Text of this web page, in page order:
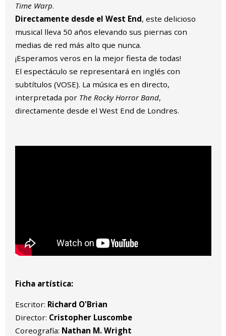
Time Warp.
Directamente desde el West End, este delicioso
musical lleva 50 años elevando sus piernas con
medias de red más alto que nunca.
¡Esperamos veros en la mejor fiesta de todas!
El espectáculo se representará en inglés con
subtítulos (VOSE). La música es en directo,
interpretada por The Rocky Horror Band,
directamente desde el West End de Londres.
Ficha artística:
Escritor: Richard O'Brian
Director: Cristopher Luscombe
Coreografía: Nathan M. Wright